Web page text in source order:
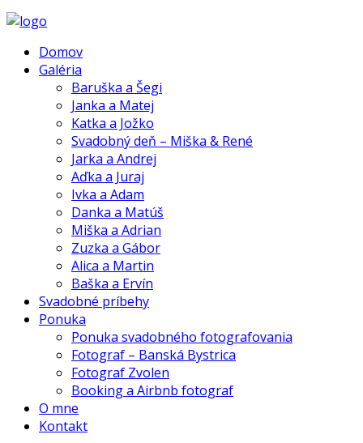
Domov
Galéria
Baruška a Šegi
Janka a Matej
Katka a Jožko
Svadobný deň – Miška & René
Jarka a Andrej
Aďka a Juraj
Ivka a Adam
Danka a Matúš
Miška a Adrian
Zuzka a Gábor
Alica a Martin
Baška a Ervín
Svadobné príbehy
Ponuka
Ponuka svadobného fotografovania
Fotograf – Banská Bystrica
Fotograf Zvolen
Booking a Airbnb fotograf
O mne
Kontakt